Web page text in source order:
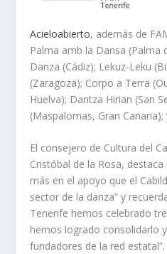
Acieloabierto, además de
Palma amb la Dansa (Palma
Danza (Cádiz); Lekuz-Leku
(Zaragoza); Corpo a Terra
Huelva); Dantza Hirian (San
(Maspalomas, Gran
El consejero de Cultura del
Cristóbal de la Rosa,
más en el apoyo que el
sector de la danza” y
Tenerife hemos celebrado
hemos logrado consolidarlo
fundadores de la red estatal”.